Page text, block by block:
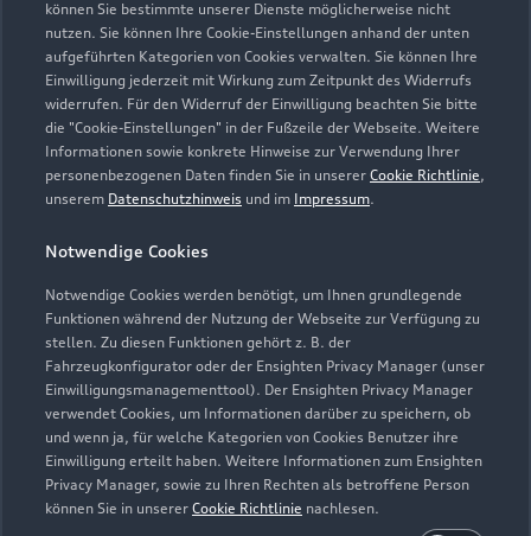
können Sie bestimmte unserer Dienste möglicherweise nicht
nutzen. Sie können Ihre Cookie-Einstellungen anhand der unten
aufgeführten Kategorien von Cookies verwalten. Sie können Ihre
Einwilligung jederzeit mit Wirkung zum Zeitpunkt des Widerrufs
widerrufen. Für den Widerruf der Einwilligung beachten Sie bitte
die "Cookie-Einstellungen" in der Fußzeile der Webseite. Weitere
Informationen sowie konkrete Hinweise zur Verwendung Ihrer
personenbezogenen Daten finden Sie in unserer Cookie Richtlinie,
unserem Datenschutzhinweis und im Impressum.
Notwendige Cookies
Notwendige Cookies werden benötigt, um Ihnen grundlegende
Funktionen während der Nutzung der Webseite zur Verfügung zu
stellen. Zu diesen Funktionen gehört z. B. der
Fahrzeugkonfigurator oder der Ensighten Privacy Manager (unser
Einwilligungsmanagementtool). Der Ensighten Privacy Manager
verwendet Cookies, um Informationen darüber zu speichern, ob
und wenn ja, für welche Kategorien von Cookies Benutzer ihre
Einwilligung erteilt haben. Weitere Informationen zum Ensighten
Privacy Manager, sowie zu Ihren Rechten als betroffene Person
können Sie in unserer Cookie Richtlinie nachlesen.
Zurück nach oben
Modelle